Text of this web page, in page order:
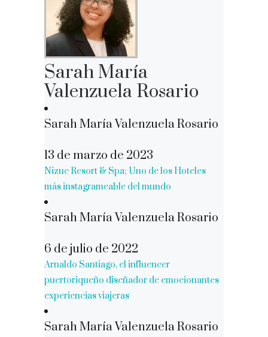
Sarah María
Valenzuela Rosario
Sarah María Valenzuela Rosario
13 de marzo de 2023
Nizuc Resort & Spa; Uno de los Hoteles
más instagrameable del mundo
Sarah María Valenzuela Rosario
6 de julio de 2022
Arnaldo Santiago, el influencer
puertoriqueño diseñador de emocionantes
experiencias viajeras
Sarah María Valenzuela Rosario